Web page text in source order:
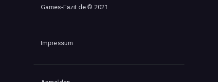
Games-Fazit.de © 2021.
Impressum